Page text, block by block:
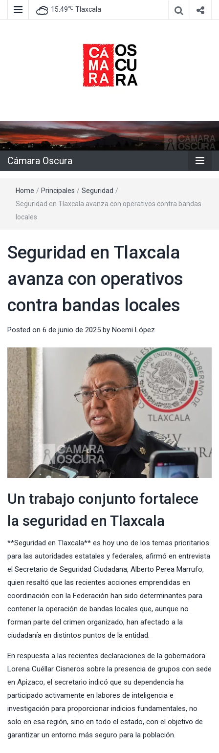
15.49℃ Tlaxcala
Cámara
Oscura
Cámara Oscura
Home / Principales / Seguridad /
Seguridad en Tlaxcala avanza con operativos contra bandas
locales
Seguridad en Tlaxcala
avanza con operativos
contra bandas locales
Posted on 6 de junio de 2025 by Noemi López
Un trabajo conjunto fortalece
la seguridad en Tlaxcala
**Seguridad en Tlaxcala** es hoy uno de los temas prioritarios
para las autoridades estatales y federales, afirmó en entrevista
el Secretario de Seguridad Ciudadana, Alberto Perea Marrufo,
quien resaltó que las recientes acciones emprendidas en
coordinación con la Federación han sido determinantes para
contener la operación de bandas locales que, aunque no
forman parte del crimen organizado, han afectado a la
ciudadanía en distintos puntos de la entidad.
En respuesta a las recientes declaraciones de la gobernadora
Lorena Cuéllar Cisneros sobre la presencia de grupos con sede
en Apizaco, el secretario indicó que su dependencia ha
participado activamente en labores de inteligencia e
investigación para proporcionar indicios fundamentales, no
solo en esa región, sino en todo el estado, con el objetivo de
garantizar un entorno más seguro para la población.